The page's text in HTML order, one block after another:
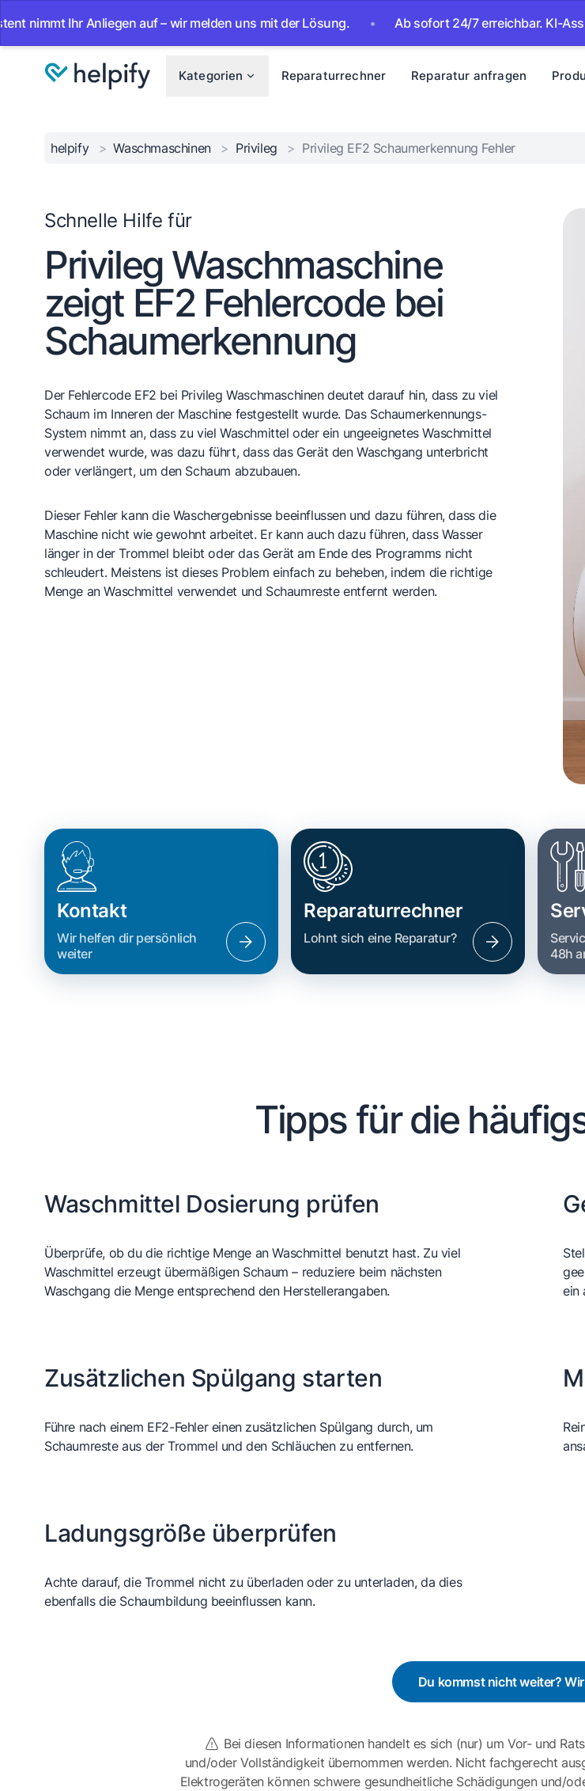
Anliegen auf – wir melden uns mit der Lösung. • Ab sofort 24/7 erreichbar. KI-Assistent
Kategorien Reparaturrechner Reparatur anfragen
helpify > Waschmaschinen > Privileg > Privileg EF2 Schaumerkennung Fehler
Schnelle Hilfe für
Privileg Waschmaschine
zeigt EF2 Fehlercode bei
Schaumerkennung
Der Fehlercode EF2 bei Privileg Waschmaschinen deutet darauf hin, dass zu viel
Schaum im Inneren der Maschine festgestellt wurde. Das Schaumerkennungs-
System nimmt an, dass zu viel Waschmittel oder ein ungeeignetes Waschmittel
verwendet wurde, was dazu führt, dass das Gerät den Waschgang unterbricht
oder verlängert, um den Schaum abzubauen.
Dieser Fehler kann die Waschergebnisse beeinflussen und dazu führen, dass die
Maschine nicht wie gewohnt arbeitet. Er kann auch dazu führen, dass Wasser
länger in der Trommel bleibt oder das Gerät am Ende des Programms nicht
schleudert. Meistens ist dieses Problem einfach zu beheben, indem die richtige
Menge an Waschmittel verwendet und Schaumreste entfernt werden.
Kontakt
Wir helfen dir persönlich
weiter
Reparaturrechner
Lohnt sich eine Reparatur?
48h
Tipps für die
Waschmittel Dosierung prüfen
Überprüfe, ob du die richtige Menge an Waschmittel benutzt hast. Zu viel
Waschmittel erzeugt übermäßigen Schaum – reduziere beim nächsten
Waschgang die Menge entsprechend den Herstellerangaben.
ein
Zusätzlichen Spülgang starten
Führe nach einem EF2-Fehler einen zusätzlichen Spülgang durch, um
Schaumreste aus der Trommel und den Schläuchen zu entfernen.
Ladungsgröße überprüfen
Achte darauf, die Trommel nicht zu überladen oder zu unterladen, da dies
ebenfalls die Schaumbildung beeinflussen kann.
Du kommst nicht weiter?
Bei diesen Informationen handelt es sich (nur) um Vor- und
und/oder Vollständigkeit übernommen werden. Nicht fachgerecht
Elektrogeräten können schwere gesundheitliche Schädigungen und/